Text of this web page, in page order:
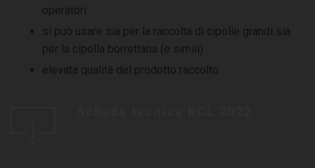
operatori
si può usare sia per la raccolta di cipolle grandi sia
per la cipolla borrettana (e simili)
elevata qualità del prodotto raccolto